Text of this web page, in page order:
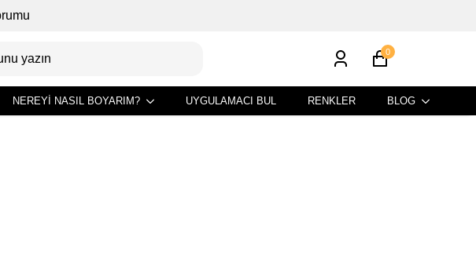
0
NEREYI NASIL BOYARIM? UYGULAMACI BUL RENKLER BLOG